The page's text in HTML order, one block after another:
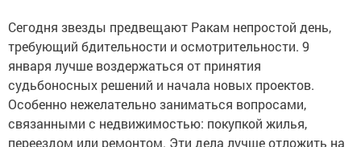
Сегодня звезды предвещают Ракам непростой день,
требующий бдительности и осмотрительности. 9
января лучше воздержаться от принятия
судьбоносных решений и начала новых проектов.
Особенно нежелательно заниматься вопросами,
связанными с недвижимостью: покупкой жилья,
переездом или ремонтом. Эти дела лучше отложить на